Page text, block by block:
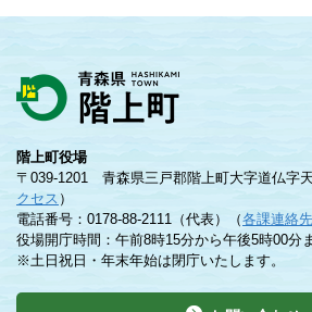
階上町役場
〒039-1201 青森県三戸郡階上町大字道仏字
クセス ）
電話番号：0178-88-2111（代表）（各課連絡先
役場開庁時間：午前8時15分から午後5時00分
※土日祝日・年末年始は閉庁いたします。